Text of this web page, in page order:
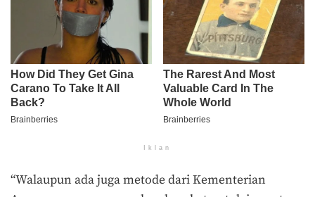
Iklan
“Walaupun ada juga metode dari Kementerian